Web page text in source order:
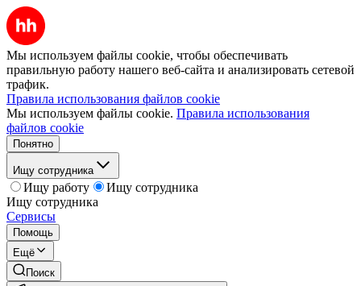
Мы используем файлы cookie, чтобы обеспечивать
правильную работу нашего веб-сайта и анализировать сетевой
трафик.
Правила использования файлов cookie
Мы используем файлы cookie. Правила использования
файлов cookie
Понятно
Ищу сотрудника
Ищу работу
Ищу сотрудника
Ищу сотрудника
Сервисы
Помощь
Ещё
Поиск